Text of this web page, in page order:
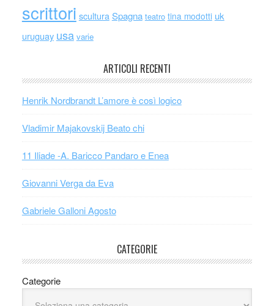
scrittori scultura Spagna teatro tina modotti uk
uruguay usa varie
ARTICOLI RECENTI
Henrik Nordbrandt L’amore è così logico
Vladimir Majakovskij Beato chi
11 Iliade -A. Baricco Pandaro e Enea
Giovanni Verga da Eva
Gabriele Galloni Agosto
CATEGORIE
Categorie